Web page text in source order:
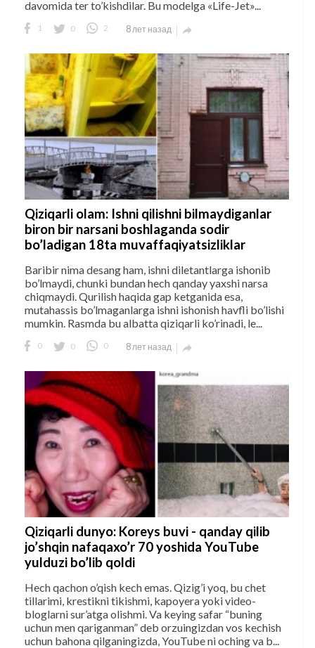
davomida ter to’kishdilar. Bu modelga «Life-Jet»...
1 0 2 8 лет назад 
Qiziqarli olam: Ishni qilishni bilmaydiganlar
biron bir narsani boshlaganda sodir
bo’ladigan 18ta muvaffaqiyatsizliklar
Baribir nima desang ham, ishni diletantlarga ishonib
bo’lmaydi, chunki bundan hech qanday yaxshi narsa
chiqmaydi. Qurilish haqida gap ketganida esa,
mutahassis bo’lmaganlarga ishni ishonish havfli bo’lishi
mumkin. Rasmda bu albatta qiziqarli ko’rinadi, le...
0 0 0 8 лет назад 
Qiziqarli dunyo: Koreys buvi - qanday qilib
jo’shqin nafaqaxo’r 70 yoshida YouTube
yulduzi bo’lib qoldi
Hech qachon o’qish kech emas. Qizig’i yoq, bu chet
tillarimi, krestikni tikishmi, kapoyera yoki video-
bloglarni sur’atga olishmi. Va keying safar “buning
uchun men qariganman” deb orzuingizdan vos kechish
uchun bahona qilganingizda, YouTube ni oching va b...